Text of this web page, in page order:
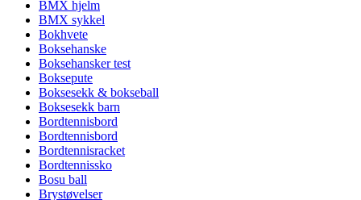
BMX hjelm
BMX sykkel
Bokhvete
Boksehanske
Boksehansker test
Boksepute
Boksesekk & bokseball
Boksesekk barn
Bordtennisbord
Bordtennisbord
Bordtennisracket
Bordtennissko
Bosu ball
Brystøvelser